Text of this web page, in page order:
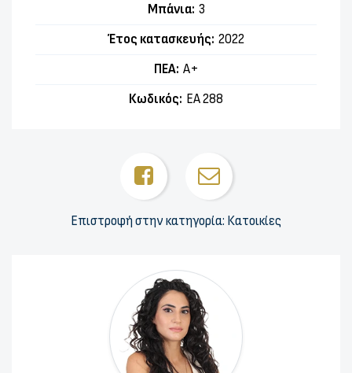
Μπάνια: 3
Έτος κατασκευής: 2022
ΠΕΑ: Α+
Κωδικός: ΕΑ 288
Επιστροφή στην κατηγορία: Κατοικίες